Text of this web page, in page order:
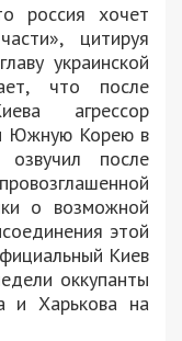
россия хочет
цитируя
украинской
что после
агрессор
Южную Корею в
после
о возможной
этой
Киев
оккупанты
и Харькова на